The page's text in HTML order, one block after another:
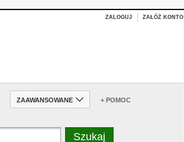
ZALOGUJ ZAŁÓŻ KONTO
ZAAWANSOWANE + POMOC